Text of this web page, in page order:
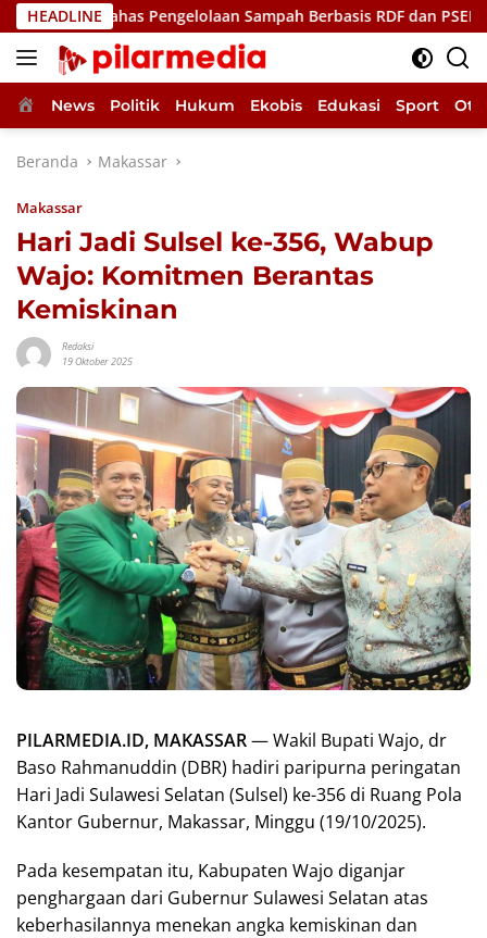
Langsung
ke
konten
HEADLINE
Pengelolaan Sampah Berbasis RDF dan PSEL
Home
News Politik Hukum Ekobis Edukasi Sport
Beranda Makassar
Makassar
Hari Jadi Sulsel ke-356, Wabup
Wajo: Komitmen Berantas
Kemiskinan
Redaksi
19 Oktober 2025
PILARMEDIA.ID, MAKASSAR— Wakil Bupati Wajo, dr
Baso Rahmanuddin (DBR) hadiri paripurna peringatan
Hari Jadi Sulawesi Selatan (Sulsel) ke-356 di Ruang Pola
Kantor Gubernur, Makassar, Minggu (19/10/2025).
Pada kesempatan itu, Kabupaten Wajo diganjar
penghargaan dari Gubernur Sulawesi Selatan atas
keberhasilannya menekan angka kemiskinan dan